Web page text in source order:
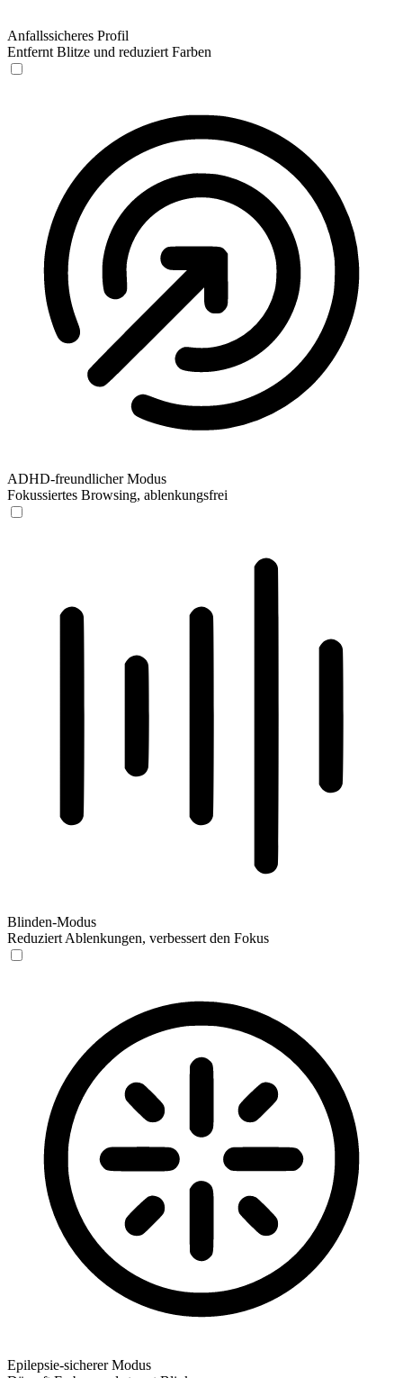
Anfallssicheres Profil
Entfernt Blitze und reduziert Farben
ADHD-freundlicher Modus
Fokussiertes Browsing, ablenkungsfrei
Blinden-Modus
Reduziert Ablenkungen, verbessert den Fokus
Epilepsie-sicherer Modus